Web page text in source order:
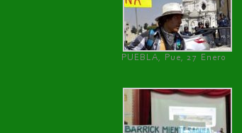
PUEBLA, Pue, 27 Enero